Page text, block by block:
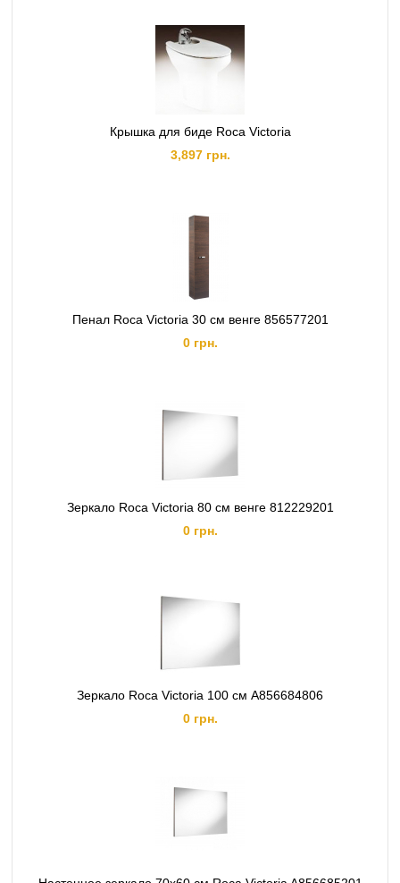
Крышка для биде Roca Victoria
3,897 грн.
Пенал Roca Victoria 30 см венге 856577201
0 грн.
Зеркало Roca Victoria 80 см венге 812229201
0 грн.
Зеркало Roca Victoria 100 см A856684806
0 грн.